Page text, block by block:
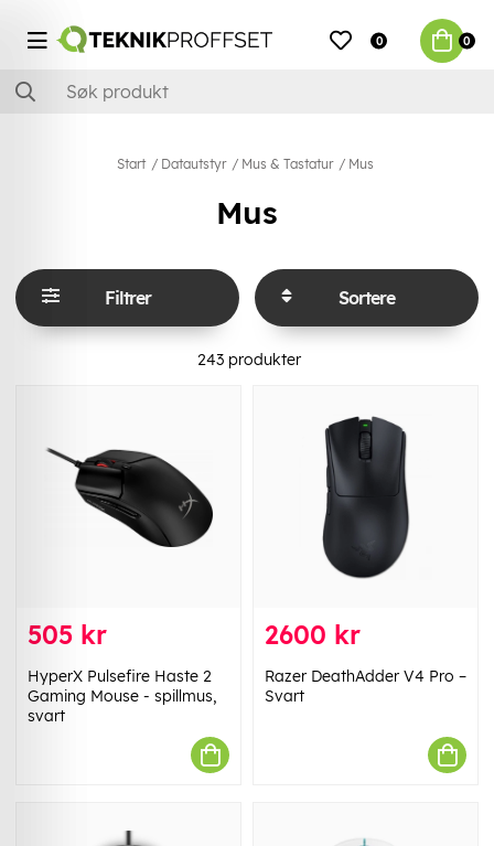
0 0
Start Datautstyr Mus & Tastatur Mus
Mus
Filtrer Sortere
243 produkter
505 kr
HyperX Pulsefire Haste 2
Gaming Mouse - spillmus,
svart
2600 kr
Razer DeathAdder V4 Pro –
Svart